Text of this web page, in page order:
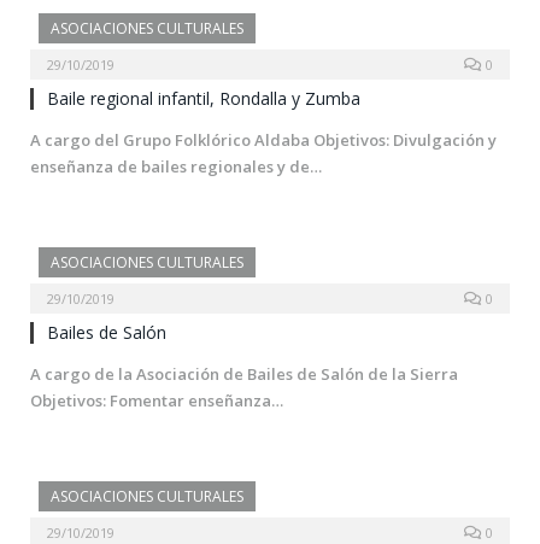
ASOCIACIONES CULTURALES
29/10/2019 0
Baile regional infantil, Rondalla y Zumba
A cargo del Grupo Folklórico Aldaba Objetivos: Divulgación y
enseñanza de bailes regionales y de…
ASOCIACIONES CULTURALES
29/10/2019 0
Bailes de Salón
A cargo de la Asociación de Bailes de Salón de la Sierra
Objetivos: Fomentar enseñanza…
ASOCIACIONES CULTURALES
29/10/2019 0